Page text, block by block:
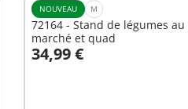
NOUVEAU M
72164 - Stand de légumes au
marché et quad
34,99 €